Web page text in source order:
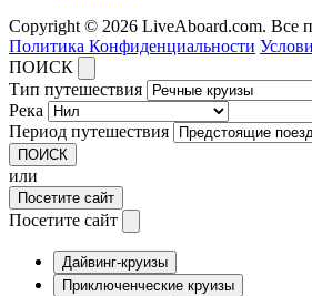
Copyright © 2026 LiveAboard.com. Все
Политика Конфиденциальности
ПОИСК
Тип путешествия
Река
Период путешествия
ПОИСК
или
Посетите сайт
Посетите сайт
Дайвинг-круизы
Приключенческие круизы